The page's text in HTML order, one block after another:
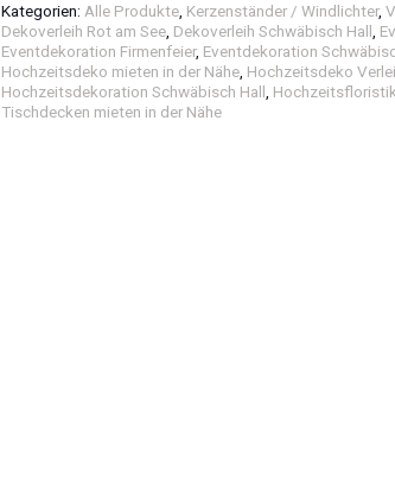
Menge
Kategorien:Alle Produkte, Kerzenständer / Windlichter,
Dekoverleih Rot am See, Dekoverleih Schwäbisch Hall,
Eventdekoration Firmenfeier, Eventdekoration
Hochzeitsdeko mieten in der Nähe, Hochzeitsdeko
Hochzeitsdekoration Schwäbisch Hall,
Tischdecken mieten in der Nähe